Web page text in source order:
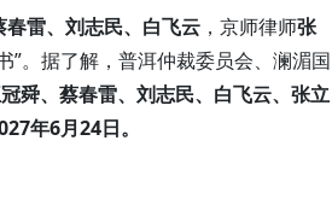
雷、刘志民、白飞云 ，京师律师张
”。据了解，普洱仲裁委员会、澜湄国
舜、蔡春雷、刘志民、白飞云、张立
年6月24日。